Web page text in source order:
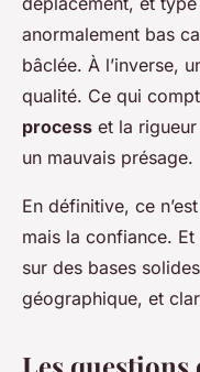
anormalement bas
bâclée. À l’inverse,
qualité. Ce qui
process et la
un mauvais présage.
En définitive, ce
mais la confiance.
sur des bases
géographique, et